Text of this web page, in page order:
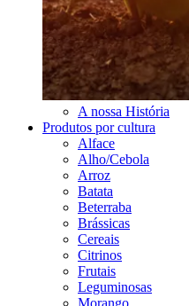
A nossa História
Produtos por cultura
Alface
Alho/Cebola
Arroz
Batata
Beterraba
Brássicas
Cereais
Citrinos
Frutais
Leguminosas
Morango